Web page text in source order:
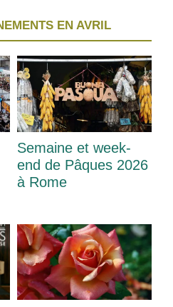
EN AVRIL
Semaine et week-
end de Pâques 2026
à Rome